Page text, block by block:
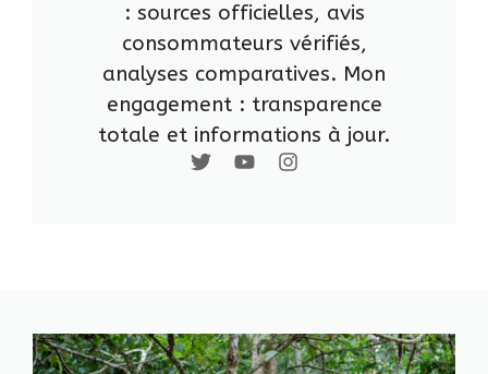
: sources officielles, avis
consommateurs vérifiés,
analyses comparatives. Mon
engagement : transparence
totale et informations à jour.